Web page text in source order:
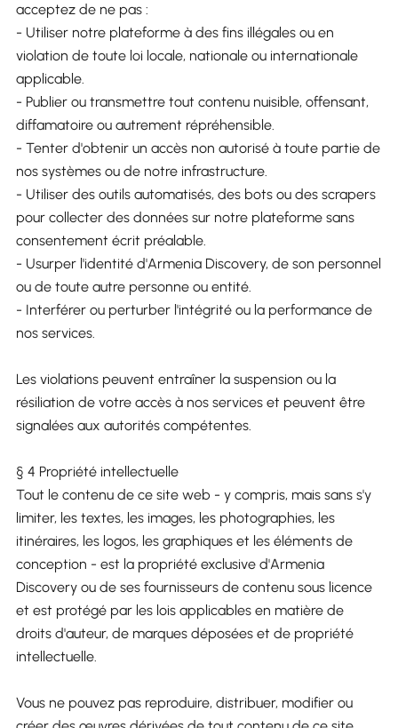
acceptez de ne pas :
- Utiliser notre plateforme à des fins illégales ou en
violation de toute loi locale, nationale ou internationale
applicable.
- Publier ou transmettre tout contenu nuisible, offensant,
diffamatoire ou autrement répréhensible.
- Tenter d'obtenir un accès non autorisé à toute partie de
nos systèmes ou de notre infrastructure.
- Utiliser des outils automatisés, des bots ou des scrapers
pour collecter des données sur notre plateforme sans
consentement écrit préalable.
- Usurper l'identité d'Armenia Discovery, de son personnel
ou de toute autre personne ou entité.
- Interférer ou perturber l'intégrité ou la performance de
nos services.
Les violations peuvent entraîner la suspension ou la
résiliation de votre accès à nos services et peuvent être
signalées aux autorités compétentes.
§ 4 Propriété intellectuelle
Tout le contenu de ce site web - y compris, mais sans s'y
limiter, les textes, les images, les photographies, les
itinéraires, les logos, les graphiques et les éléments de
conception - est la propriété exclusive d'Armenia
Discovery ou de ses fournisseurs de contenu sous licence
et est protégé par les lois applicables en matière de
droits d'auteur, de marques déposées et de propriété
intellectuelle.
Vous ne pouvez pas reproduire, distribuer, modifier ou